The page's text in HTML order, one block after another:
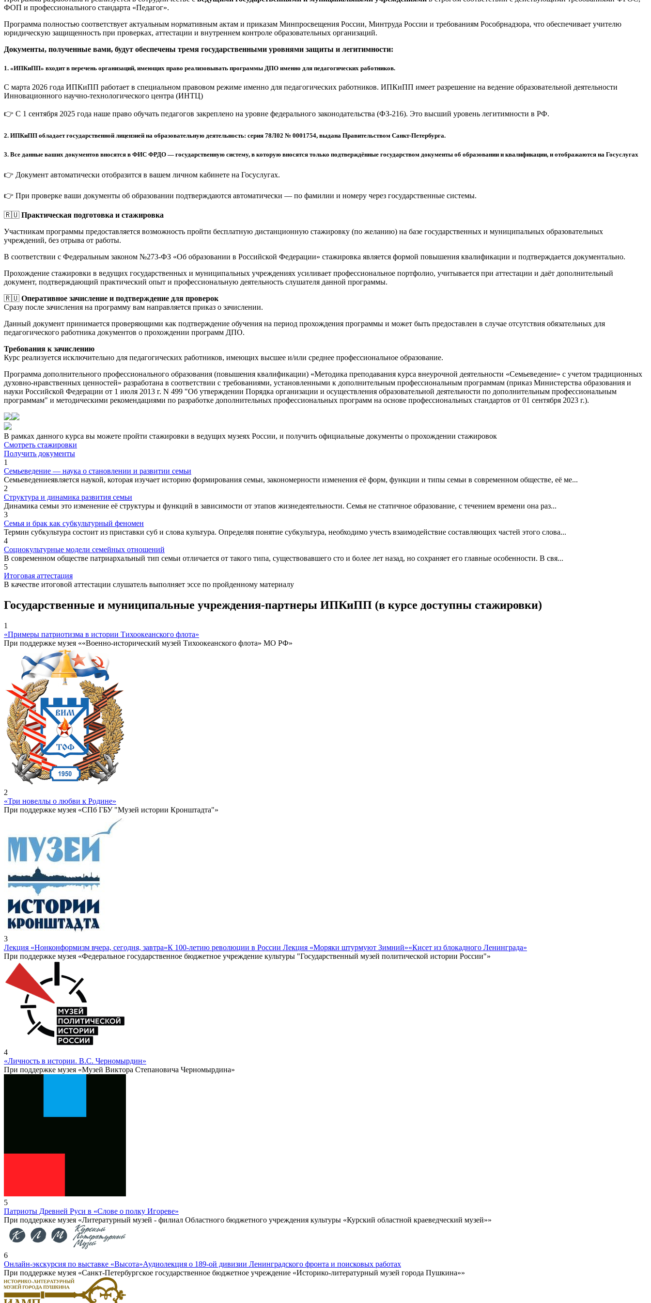
ФОП и профессионального стандарта «Педагог».
Программа полностью соответствует актуальным нормативным актам и приказам Минпросвещения России, Минтруда России и требованиям Рособрнадзора, что обеспечивает учителю
юридическую защищенность при проверках, аттестации и внутреннем контроле образовательных организаций.
Документы, полученные вами, будут обеспечены тремя государственными уровнями защиты и легитимности:
1. «ИПКиПП» входит в перечень организаций, имеющих право реализовывать программы ДПО именно для педагогических работников.
С марта 2026 года ИПКиПП работает в специальном правовом режиме именно для педагогических работников. ИПКиПП имеет разрешение на ведение образовательной деятельности
Инновационного научно-технологического центра (ИНТЦ)
👉 С 1 сентября 2025 года наше право обучать педагогов закреплено на уровне федерального законодательства (ФЗ-216). Это высший уровень легитимности в РФ.
2. ИПКиПП обладает государственной лицензией на образовательную деятельность: серия 78Л02 № 0001754, выдана Правительством Санкт-Петербурга.
3. Все данные ваших документов вносятся в ФИС ФРДО — государственную систему, в которую вносятся только подтверждённые государством документы об образовании и квалификации, и отображаются на Госуслугах
👉 Документ автоматически отобразится в вашем личном кабинете на Госуслугах.
👉 При проверке ваши документы об образовании подтверждаются автоматически — по фамилии и номеру через государственные системы.
🇷🇺 Практическая подготовка и стажировка
Участникам программы предоставляется возможность пройти бесплатную дистанционную стажировку (по желанию) на базе государственных и муниципальных образовательных
учреждений, без отрыва от работы.
В соответствии с Федеральным законом №273-ФЗ «Об образовании в Российской Федерации» стажировка является формой повышения квалификации и подтверждается документально.
Прохождение стажировки в ведущих государственных и муниципальных учреждениях усиливает профессиональное портфолио, учитывается при аттестации и даёт дополнительный
документ, подтверждающий практический опыт и профессиональную деятельность слушателя данной программы.
🇷🇺 Оперативное зачисление и подтверждение для проверок
Сразу после зачисления на программу вам направляется приказ о зачислении.
Данный документ принимается проверяющими как подтверждение обучения на период прохождения программы и может быть предоставлен в случае отсутствия обязательных для
педагогического работника документов о прохождении программ ДПО.
Требования к зачислению
Курс реализуется исключительно для педагогических работников, имеющих высшее и/или среднее профессиональное образование.
Программа дополнительного профессионального образования (повышения квалификации) «Методика преподавания курса внеурочной деятельности «Семьеведение» с учетом традиционных
духовно-нравственных ценностей» разработана в соответствии с требованиями, установленными к дополнительным профессиональным программам (приказ Министерства образования и
науки Российской Федерации от 1 июля 2013 г. N 499 "Об утверждении Порядка организации и осуществления образовательной деятельности по дополнительным профессиональным
программам" и методическими рекомендациями по разработке дополнительных профессиональных программ на основе профессиональных стандартов от 01 сентября 2023 г.).
В рамках данного курса вы можете пройти стажировки в ведущих музеях России, и получить официальные документы о прохождении стажировок
Смотреть стажировки
Получить документы
1
Семьеведение — наука о становлении и развитии семьи
Семьеведениеявляется наукой, которая изучает историю формирования семьи, закономерности изменения её форм, функции и типы семьи в современном обществе, её ме...
2
Структура и динамика развития семьи
Динамика семьи это изменение её структуры и функций в зависимости от этапов жизнедеятельности. Семья не статичное образование, с течением времени она раз...
3
Семья и брак как субкультурный феномен
Термин субкультура состоит из приставки суб и слова культура. Определяя понятие субкультура, необходимо учесть взаимодействие составляющих частей этого слова...
4
Социокультурные модели семейных отношений
В современном обществе патриархальный тип семьи отличается от такого типа, существовавшего сто и более лет назад, но сохраняет его главные особенности. В свя...
5
Итоговая аттестация
В качестве итоговой аттестации слушатель выполняет эссе по пройденному материалу
Государственные и муниципальные учреждения-партнеры ИПКиПП (в курсе доступны стажировки)
1
«Примеры патриотизма в истории Тихоокеанского флота»
При поддержке музея ««Военно-исторический музей Тихоокеанского флота» МО РФ»
2
«Три новеллы о любви к Родине»
При поддержке музея «СПб ГБУ "Музей истории Кронштадта"»
3
Лекция «Нонконформизм вчера, сегодня, завтра»К 100-летию революции в России Лекция «Моряки штурмуют Зимний»«Кисет из блокадного Ленинграда»
При поддержке музея «Федеральное государственное бюджетное учреждение культуры "Государственный музей политической истории России"»
4
«Личность в истории. В.С. Черномырдин»
При поддержке музея «Музей Виктора Степановича Черномырдина»
5
Патриоты Древней Руси в «Слове о полку Игореве»
При поддержке музея «Литературный музей - филиал Областного бюджетного учреждения культуры «Курский областной краеведческий музей»»
6
Онлайн-экскурсия по выставке «Высота»Аудиолекция о 189-ой дивизии Ленинградского фронта и поисковых работах
При поддержке музея «Санкт-Петербургское государственное бюджетное учреждение «Историко-литературный музей города Пушкина»»